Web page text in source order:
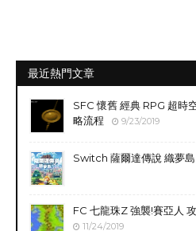
最近熱門文章
SFC 懷舊 經典 RPG 超
略流程
9/23/2019
Switch 薩爾達傳說 織夢
FC 七龍珠Z 強襲!賽亞人
11/24/2019